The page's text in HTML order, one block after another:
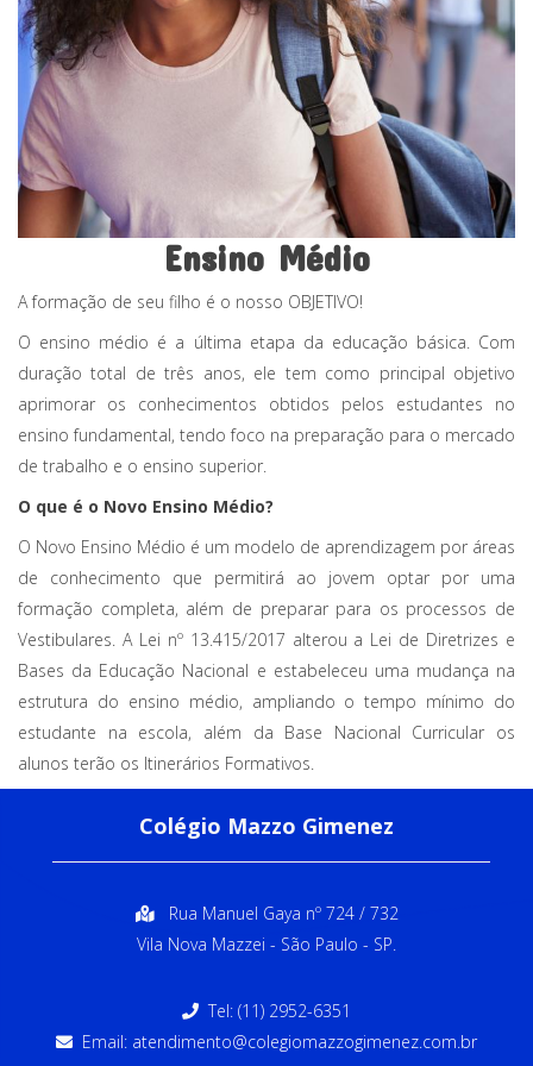
Ensino Médio
A formação de seu filho é o nosso OBJETIVO!
O ensino médio é a última etapa da educação básica. Com
duração total de três anos, ele tem como principal objetivo
aprimorar os conhecimentos obtidos pelos estudantes no
ensino fundamental, tendo foco na preparação para o mercado
de trabalho e o ensino superior.
O que é o Novo Ensino Médio?
O Novo Ensino Médio é um modelo de aprendizagem por áreas
de conhecimento que permitirá ao jovem optar por uma
formação completa, além de preparar para os processos de
Vestibulares. A Lei nº 13.415/2017 alterou a Lei de Diretrizes e
Bases da Educação Nacional e estabeleceu uma mudança na
estrutura do ensino médio, ampliando o tempo mínimo do
estudante na escola, além da Base Nacional Curricular os
alunos terão os Itinerários Formativos.
Colégio Mazzo Gimenez
Rua Manuel Gaya nº 724 / 732
Vila Nova Mazzei - São Paulo - SP.
Tel: (11) 2952-6351
Email: atendimento@colegiomazzogimenez.com.br